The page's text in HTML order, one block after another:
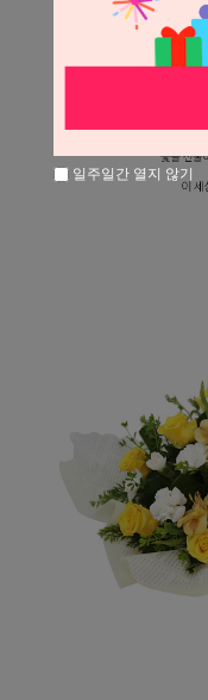
일주일간 열지 않기